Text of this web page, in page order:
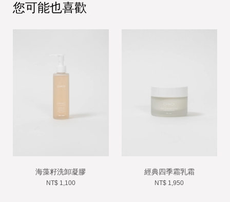
您可能也喜歡
海藻籽洗卸凝膠
NT$ 1,100
經典四季霜乳霜
NT$ 1,950